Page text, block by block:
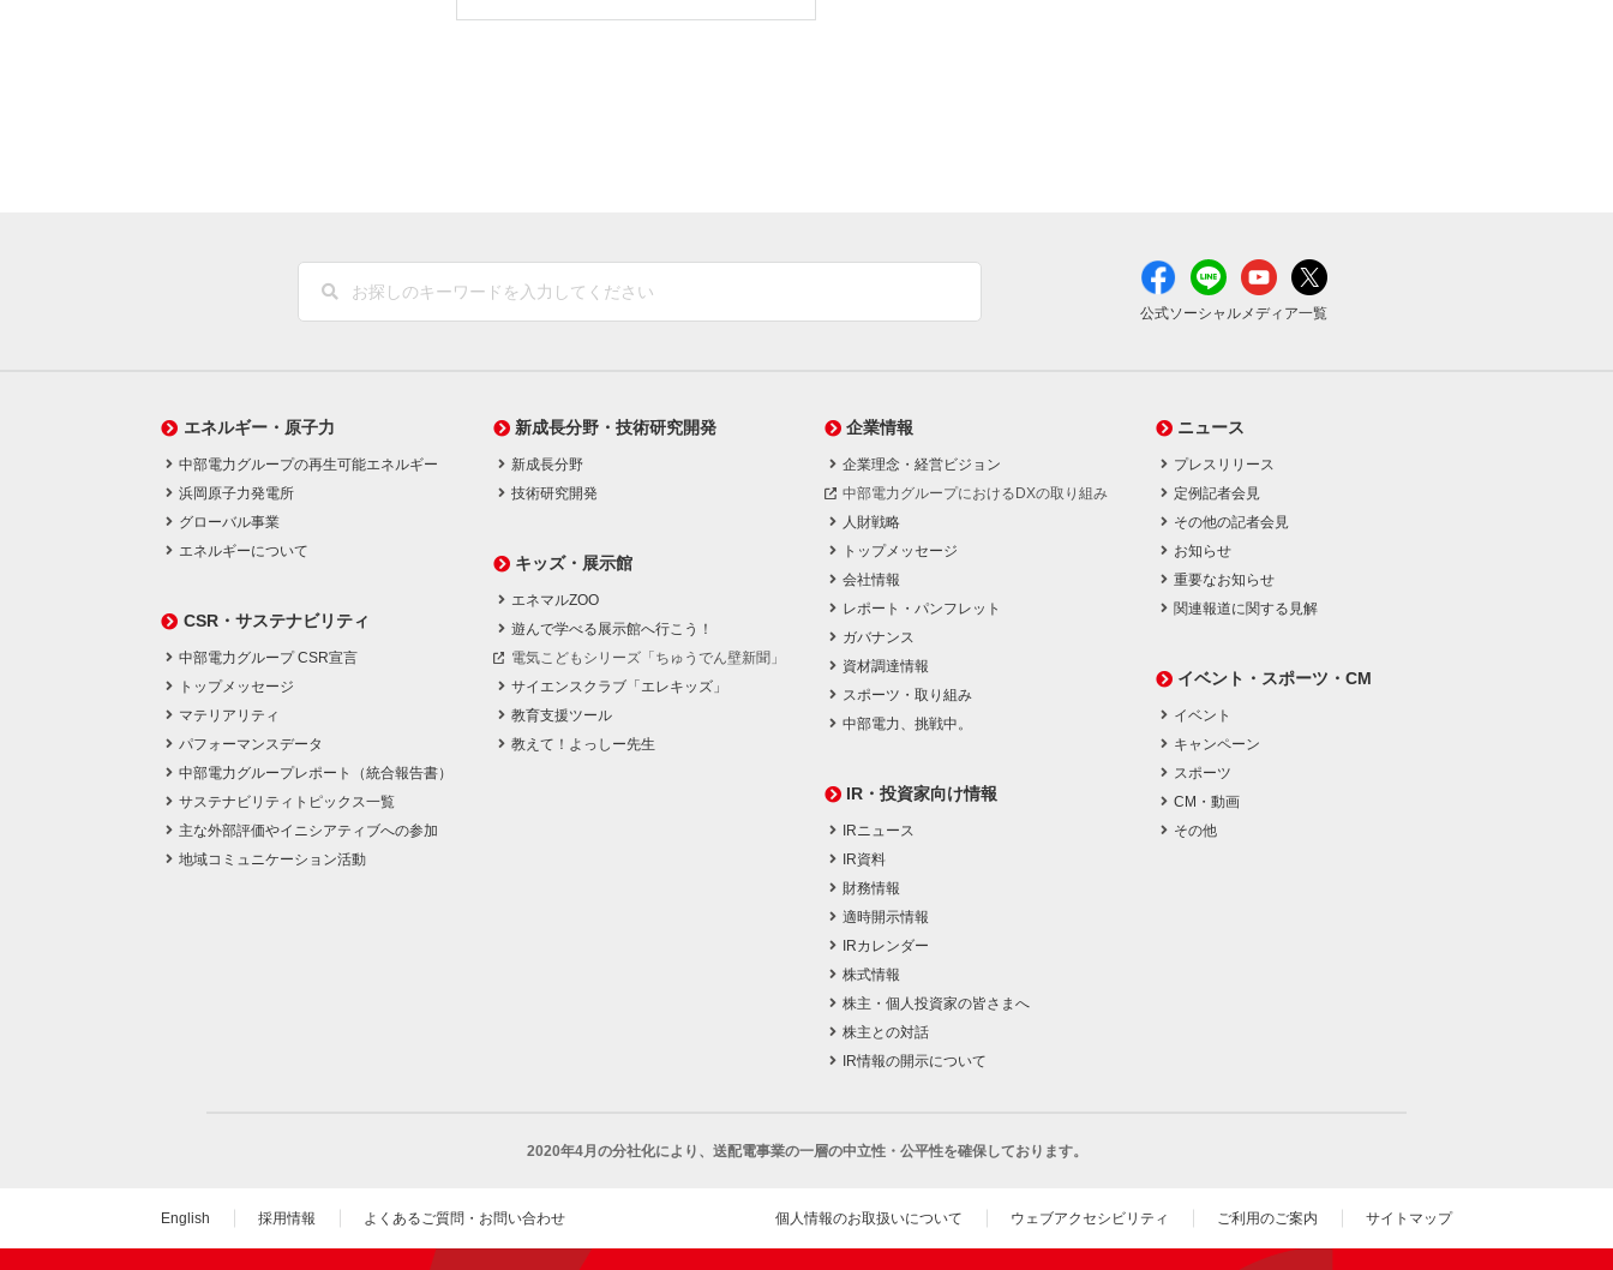
公式ソーシャルメディア一覧
エネルギー・原子力
中部電力グループの再生可能エネルギー
浜岡原子力発電所
グローバル事業
エネルギーについて
CSR・サステナビリティ
中部電力グループ CSR宣言
トップメッセージ
マテリアリティ
パフォーマンスデータ
中部電力グループレポート（統合報告書）
サステナビリティトピックス一覧
主な外部評価やイニシアティブへの参加
地域コミュニケーション活動
新成長分野・技術研究開発
新成長分野
技術研究開発
キッズ・展示館
エネマルZOO
遊んで学べる展示館へ行こう！
電気こどもシリーズ「ちゅうでん壁新聞」
サイエンスクラブ「エレキッズ」
教育支援ツール
教えて！よっしー先生
企業情報
企業理念・経営ビジョン
中部電力グループにおけるDXの取り組み
人財戦略
トップメッセージ
会社情報
レポート・パンフレット
ガバナンス
資材調達情報
スポーツ・取り組み
中部電力、挑戦中。
IR・投資家向け情報
IRニュース
IR資料
財務情報
適時開示情報
IRカレンダー
株式情報
株主・個人投資家の皆さまへ
株主との対話
IR情報の開示について
ニュース
プレスリリース
定例記者会見
その他の記者会見
お知らせ
重要なお知らせ
関連報道に関する見解
イベント・スポーツ・CM
イベント
キャンペーン
スポーツ
CM・動画
その他
2020年4月の分社化により、 送配電事業の一層の中立性・公平性を確保しております。
English 採用情報 よくあるご質問・お問い合わせ 個人情報のお取扱いについて ウェブアクセシビリティ ご利用のご案内 サイトマップ